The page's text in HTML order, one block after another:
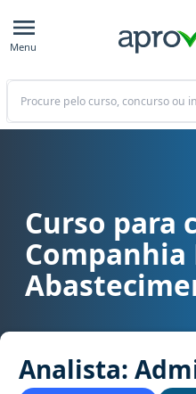
Menu
Buscar
Curso para concurso CONAB -
Curso para
Analista: